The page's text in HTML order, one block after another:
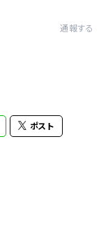
通報する
ポスト